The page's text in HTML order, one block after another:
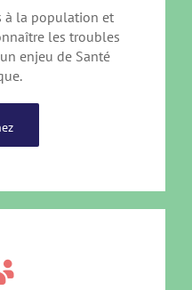
à la population et
les troubles
enjeu de Santé